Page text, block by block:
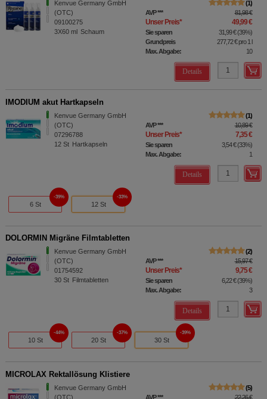
Kenvue Germany GmbH
(OTC)
09100275
3X60 ml Schaum
1
AVP*** 81,98 €
Unser Preis* 49,99 €
Sie sparen 31,99 €(39%)
Grundpreis
277,72 €pro 1 l
Max. Abgabe:
10
Details
IMODIUM akut Hartkapseln
Kenvue Germany GmbH
(OTC)
07296788
12 St Hartkapseln
1
AVP*** 10,89 €
Unser Preis* 7,35 €
Sie sparen 3,54 €(33%)
Max. Abgabe:
1
Details
6 St
39%
12 St
33%
DOLORMIN Migräne Filmtabletten
Kenvue Germany GmbH
(OTC)
01754592
30 St Filmtabletten
2
AVP*** 15,97 €
Unser Preis* 9,75 €
Sie sparen 6,22 €(39%)
Max. Abgabe:
3
Details
10 St
44%
20 St
37%
30 St
39%
MICROLAX Rektallösung Klistiere
Kenvue Germany GmbH
(OTC)
5
AVP*** 22,26 €